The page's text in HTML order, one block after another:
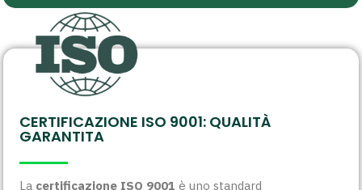
CERTIFICAZIONE ISO 9001: QUALITÀ
GARANTITA
La certificazione ISO 9001 è uno standard